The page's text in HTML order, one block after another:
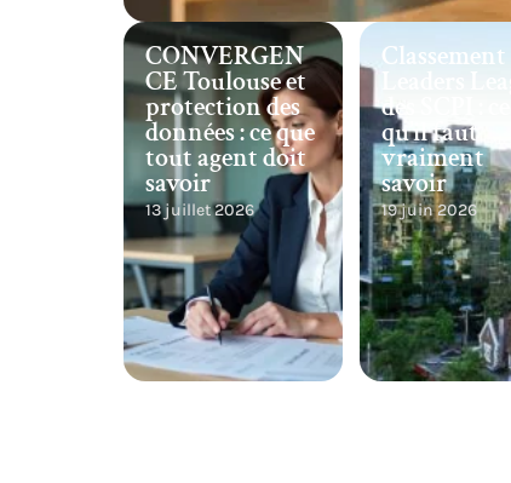
CONVERGEN
CE Toulouse et
protection des
données : ce que
tout agent doit
savoir
13 juillet 2026
Classement
des SCPI : ce
qu’il faut
vraiment
savoir
19 juin 2026